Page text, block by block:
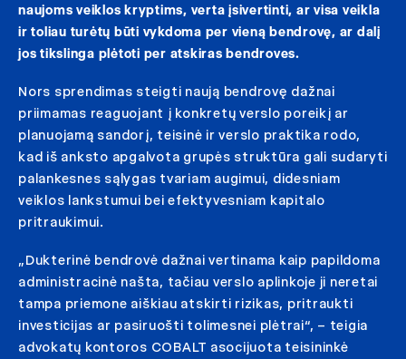
naujoms veiklos kryptims, verta įsivertinti, ar visa veikla
ir toliau turėtų būti vykdoma per vieną bendrovę, ar dalį
jos tikslinga plėtoti per atskiras bendroves.
Nors sprendimas steigti naują bendrovę dažnai
priimamas reaguojant į konkretų verslo poreikį ar
planuojamą sandorį, teisinė ir verslo praktika rodo,
kad iš anksto apgalvota grupės struktūra gali sudaryti
palankesnes sąlygas tvariam augimui, didesniam
veiklos lankstumui bei efektyvesniam kapitalo
pritraukimui.
„Dukterinė bendrovė dažnai vertinama kaip papildoma
administracinė našta, tačiau verslo aplinkoje ji neretai
tampa priemone aiškiau atskirti rizikas, pritraukti
investicijas ar pasiruošti tolimesnei plėtrai“, – teigia
advokatų kontoros COBALT asocijuota teisininkė